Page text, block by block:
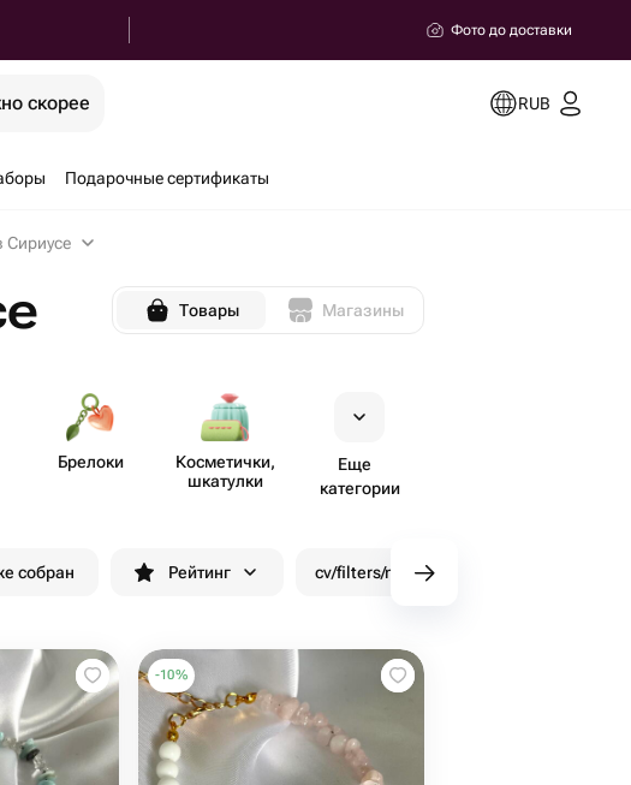
Фото до доставки
скорее RUB
Подарочные сертификаты
Сириусе
Товары Магазины
Брелоки
Косме​тички,
шкатулки
Еще
категории
собран Рейтинг cv/filters/name_fast_delivery
-10%